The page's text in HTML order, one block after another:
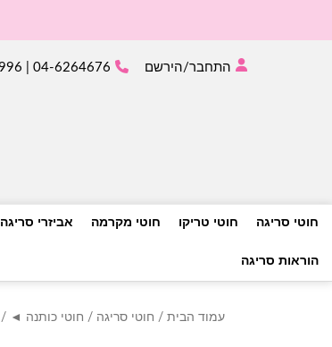
התחבר/הירשם 04-6264676 | 050-8824996
חוטי סריגה חוטי טריקו חוטי מקרמה אביזרי סריגה
הוראות סריגה
עמוד הבית / חוטי סריגה / חוטי כותנה ◄ /